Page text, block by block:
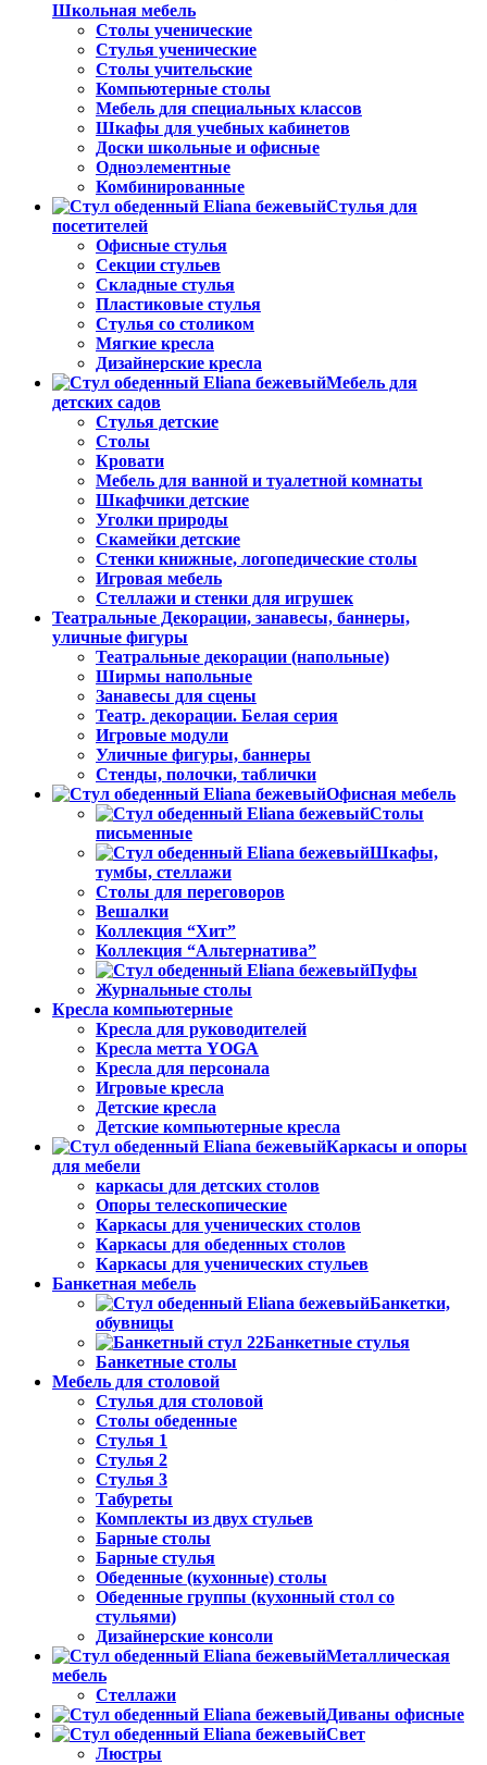
Школьная мебель
Столы ученические
Стулья ученические
Столы учительские
Компьютерные столы
Мебель для специальных классов
Шкафы для учебных кабинетов
Доски школьные и офисные
Одноэлементные
Комбинированные
Стулья для
посетителей
Офисные стулья
Секции стульев
Складные стулья
Пластиковые стулья
Стулья со столиком
Мягкие кресла
Дизайнерские кресла
Мебель для
детских садов
Стулья детские
Столы
Кровати
Мебель для ванной и туалетной комнаты
Шкафчики детские
Уголки природы
Скамейки детские
Стенки книжные, логопедические столы
Игровая мебель
Стеллажи и стенки для игрушек
Театральные Декорации, занавесы, баннеры,
уличные фигуры
Театральные декорации (напольные)
Ширмы напольные
Занавесы для сцены
Театр. декорации. Белая серия
Игровые модули
Уличные фигуры, баннеры
Стенды, полочки, таблички
Офисная мебель
Столы
письменные
Шкафы,
тумбы, стеллажи
Столы для переговоров
Вешалки
Коллекция “Хит”
Коллекция “Альтернатива”
Пуфы
Журнальные столы
Кресла компьютерные
Кресла для руководителей
Кресла метта YOGA
Кресла для персонала
Игровые кресла
Детские кресла
Детские компьютерные кресла
Каркасы и опоры
для мебели
каркасы для детских столов
Опоры телескопические
Каркасы для ученических столов
Каркасы для обеденных столов
Каркасы для ученических стульев
Банкетная мебель
Банкетки,
обувницы
Банкетные стулья
Банкетные столы
Мебель для столовой
Стулья для столовой
Столы обеденные
Стулья 1
Стулья 2
Стулья 3
Табуреты
Комплекты из двух стульев
Барные столы
Барные стулья
Обеденные (кухонные) столы
Обеденные группы (кухонный стол со
стульями)
Дизайнерские консоли
Металлическая
мебель
Стеллажи
Диваны офисные
Свет
Люстры